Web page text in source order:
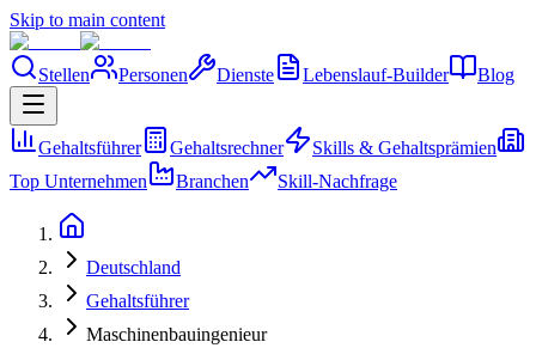
Skip to main content
Stellen Personen Dienste Lebenslauf-Builder Blog
Gehaltsführer Gehaltsrechner
Skills & Gehaltsprämien
Top Unternehmen
Branchen Skill-Nachfrage
Deutschland
Gehaltsführer
Maschinenbauingenieur